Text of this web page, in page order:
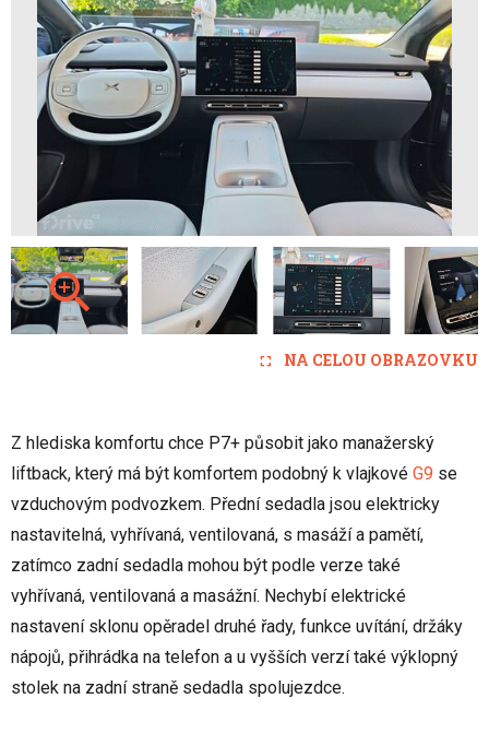
NA CELOU OBRAZOVKU
Z hlediska komfortu chce P7+ působit jako manažerský
liftback, který má být komfortem podobný k vlajkové G9 se
vzduchovým podvozkem. Přední sedadla jsou elektricky
nastavitelná, vyhřívaná, ventilovaná, s masáží a pamětí,
zatímco zadní sedadla mohou být podle verze také
vyhřívaná, ventilovaná a masážní. Nechybí elektrické
nastavení sklonu opěradel druhé řady, funkce uvítání, držáky
nápojů, přihrádka na telefon a u vyšších verzí také výklopný
stolek na zadní straně sedadla spolujezdce.